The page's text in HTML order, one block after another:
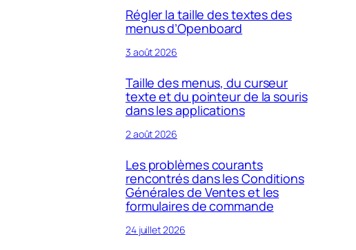
Régler la taille des textes des
menus d’Openboard
3 août 2026
Taille des menus, du curseur
texte et du pointeur de la souris
dans les applications
2 août 2026
Les problèmes courants
rencontrés dans les Conditions
Générales de Ventes et les
formulaires de commande
24 juillet 2026